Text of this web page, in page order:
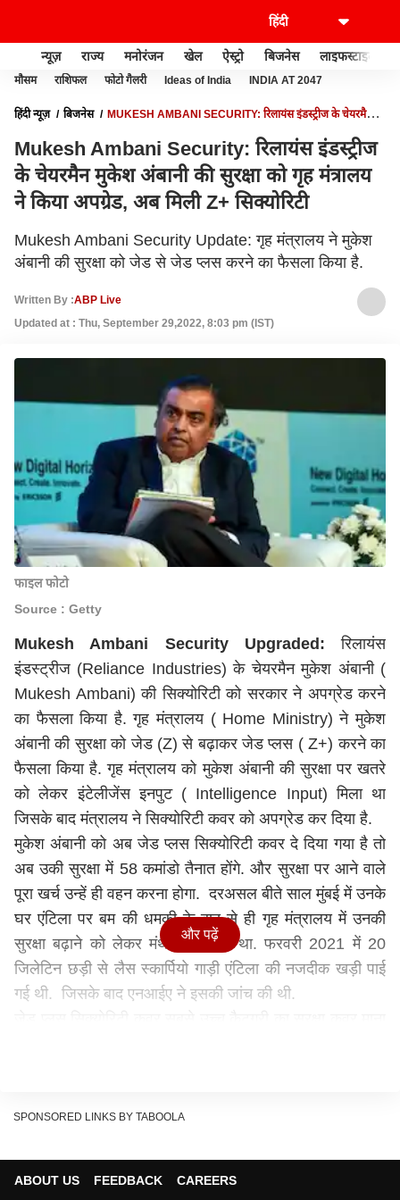
न्यूज़ राज्य मनोरंजन खेल ऐस्ट्रो बिजनेस लाइफस्टाइल
मौसम राशिफल फोटो गैलरी Ideas of India INDIA AT 2047
हिंदी न्यूज़ बिजनेस
MUKESH AMBANI SECURITY: रिलायंस इंडस्ट्रीज के चेयरमैन
Mukesh Ambani Security: रिलायंस इंडस्ट्रीज
के चेयरमैन मुकेश अंबानी की सुरक्षा को गृह मंत्रालय
ने किया अपग्रेड, अब मिली Z+ सिक्योरिटी
Mukesh Ambani Security Update: गृह मंत्रालय ने मुकेश
अंबानी की सुरक्षा को जेड से जेड प्लस करने का फैसला किया है.
Written By :ABP Live
Updated at : Thu, September 29,2022, 8:03 pm (IST)
फाइल फोटो
Source : Getty
Mukesh Ambani Security Upgraded: रिलायंस
इंडस्ट्रीज (Reliance Industries) के चेयरमैन मुकेश अंबानी (
Mukesh Ambani) की सिक्योरिटी को सरकार ने अपग्रेड करने
का फैसला किया है. गृह मंत्रालय ( Home Ministry) ने मुकेश
अंबानी की सुरक्षा को जेड (Z) से बढ़ाकर जेड प्लस ( Z+) करने का
फैसला किया है. गृह मंत्रालय को मुकेश अंबानी की सुरक्षा पर खतरे
को लेकर इंटेलीजेंस इनपुट ( Intelligence Input) मिला था
जिसके बाद मंत्रालय ने सिक्योरिटी कवर को अपग्रेड कर दिया है.
मुकेश अंबानी को अब जेड प्लस सिक्योरिटी कवर दे दिया गया है तो
अब उकी सुरक्षा में 58 कमांडो तैनात होंगे. और सुरक्षा पर आने वाले
पूरा खर्च उन्हें ही वहन करना होगा. दरअसल बीते साल मुंबई में उनके
घर एंटिला पर बम की धमकी के बाद से ही गृह मंत्रालय में उनकी
सुरक्षा बढ़ाने को लेकर मंथन चल रहा था. फरवरी 2021 में 20
जिलेटिन छड़ी से लैस स्कार्पियो गाड़ी एंटिला की नजदीक खड़ी पाई
गई थी. जिसके बाद एनआईए ने इसकी जांच की थी.
फाइंडेशन की तरफ से पुलिस में शिकायत दर्ज कराई गई थी.
और पढ़ें
SPONSORED LINKS BY TABOOLA
ABOUT US FEEDBACK CAREERS